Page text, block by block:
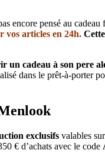
encore pensé au
vos articles en 24h.
un cadeau à son pere
dans le prêt-à-porter
exclusifs valables
€ d’achats avec le code